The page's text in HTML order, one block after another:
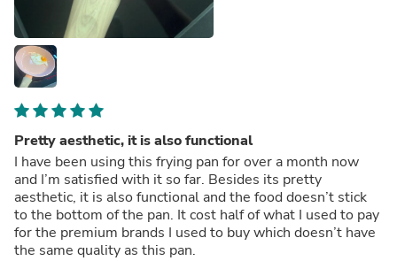
Pretty aesthetic, it is also functional
I have been using this frying pan for over a month now
and I’m satisfied with it so far. Besides its pretty
aesthetic, it is also functional and the food doesn’t stick
to the bottom of the pan. It cost half of what I used to pay
for the premium brands I used to buy which doesn’t have
the same quality as this pan.